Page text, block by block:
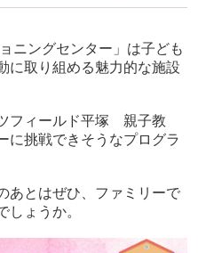
ニングセンター」は子ども
に取り組める魅力的な施設
フィールド平塚 親子教
に挑戦できそうなプログラ
あとはぜひ、ファミリーで
しょうか。